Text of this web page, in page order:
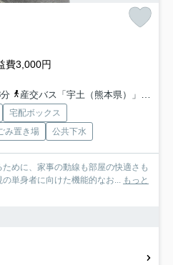
費3,000円
産交バス「宇土（熊本県）」バス停下車 徒歩1分
宅配ボックス
み置き場 公共下水
ために、家事の動線も部屋の快適さも
単身者に向けた機能的なお... もっと